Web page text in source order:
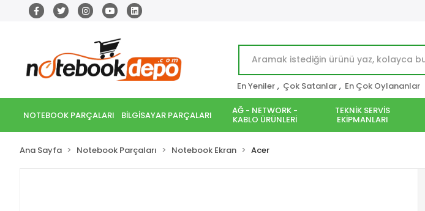
En Yeniler , Çok Satanlar , En Çok Oylananlar
NOTEBOOK PARÇALARI BİLGİSAYAR PARÇALARI AĞ - NETWORK -
KABLO ÜRÜNLERİ
TEKNİK SERVİS
EKİPMANLARI
Ana Sayfa Notebook Parçaları Notebook Ekran Acer